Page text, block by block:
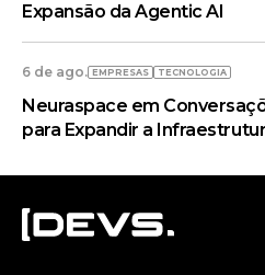
Expansão da Agentic AI
6 de ago. EMPRESAS TECNOLOGIA
Neuraspace em
para Expandir a